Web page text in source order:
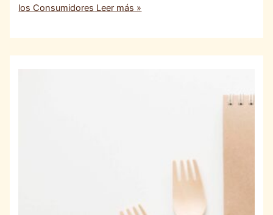
los Consumidores Leer más »